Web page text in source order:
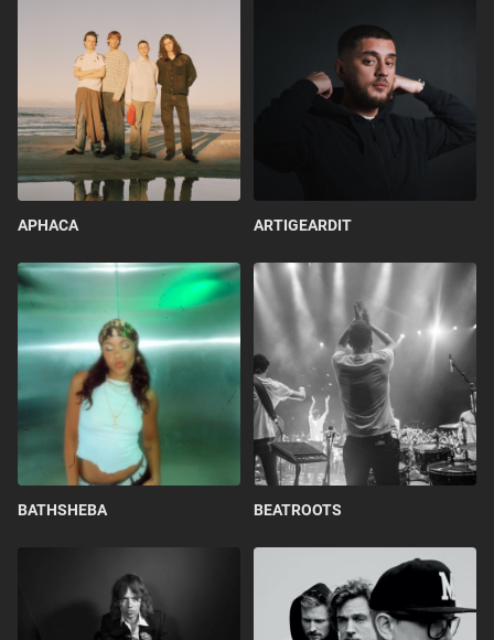
APHACA ARTIGEARDIT
BATHSHEBA BEATROOTS